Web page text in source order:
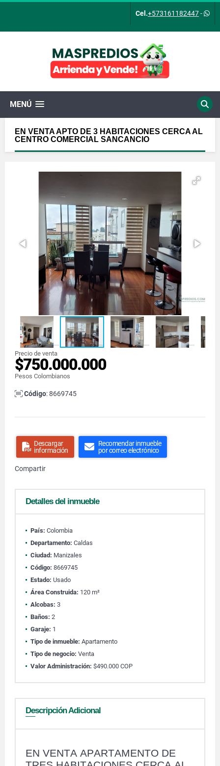
Cel.+573161182447-
MENÚ
EN VENTA APTO DE 3 HABITACIONES CERCA AL
CENTRO COMERCIAL SANCANCIO
Precio de venta
$750.000.000
Pesos Colombianos
Código: 8669745
Descargar
información
Recomendar inmueble
por correo electrónico
Compartir
Detalles del inmueble
País: Colombia
Departamento: Caldas
Ciudad: Manizales
Código: 8669745
Estado: Usado
Área Construida: 120 m²
Alcobas: 3
Baños: 2
Garaje: 1
Tipo de inmueble: Apartamento
Tipo de negocio: Venta
Valor Administración: $490.000 COP
Descripción Adicional
EN VENTA APARTAMENTO DE